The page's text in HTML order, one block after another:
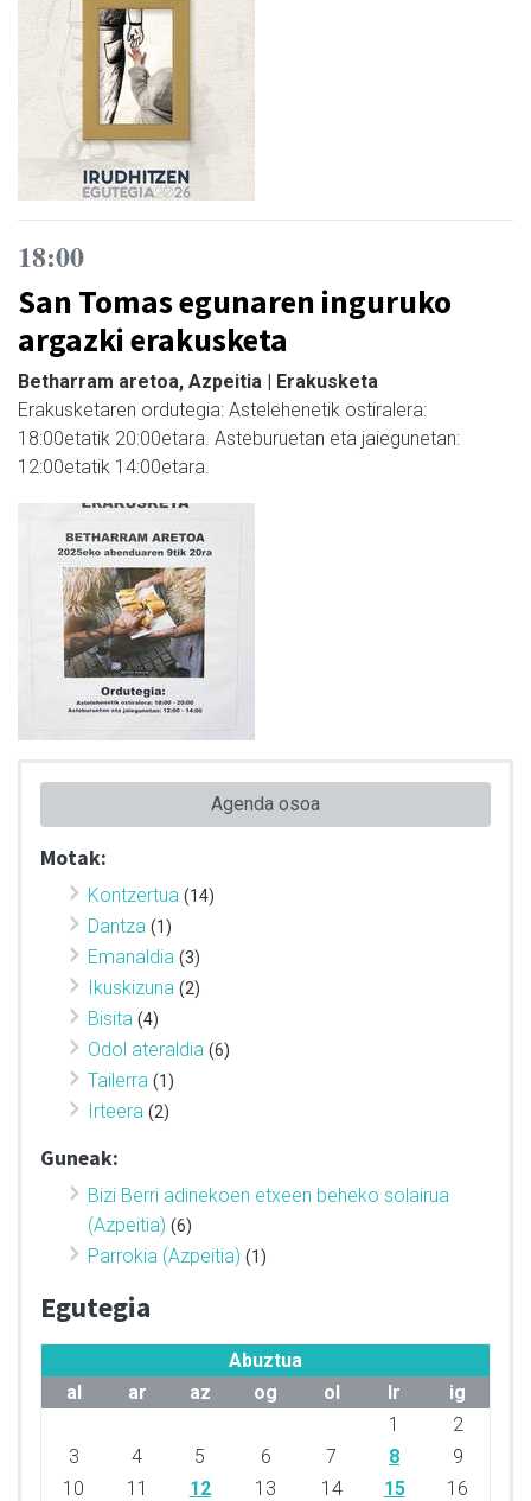
18:00
San Tomas egunaren inguruko
argazki erakusketa
Betharram aretoa, Azpeitia | Erakusketa
Erakusketaren ordutegia: Astelehenetik ostiralera:
18:00etatik 20:00etara. Asteburuetan eta jaiegunetan:
12:00etatik 14:00etara.
Agenda osoa
Motak:
Kontzertua (14)
Dantza (1)
Emanaldia (3)
Ikuskizuna (2)
Bisita (4)
Odol ateraldia (6)
Tailerra (1)
Irteera (2)
Guneak:
Bizi Berri adinekoen etxeen beheko solairua
(Azpeitia) (6)
Parrokia (Azpeitia) (1)
Egutegia
Abuztua
al
ar az og ol lr
ig
1
2
3
4 5 6 7 8
9
10
11 12 13 14 15
16